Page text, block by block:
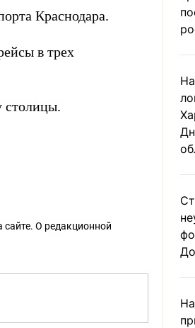
Краснодара.
в трех
столицы.
сайте. О редакционной